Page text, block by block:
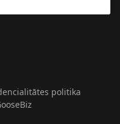
politika